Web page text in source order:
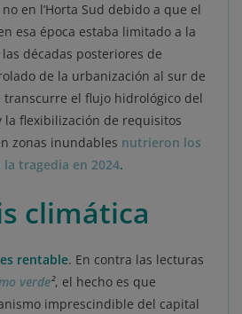
en l’Horta Sud debido a que el
esa época estaba limitado a la
décadas posteriores de
de la urbanización al sur de
el flujo hidrológico del
la flexibilización de requisitos
zonas inundables nutrieron los
tragedia en 2024.
climática
rentable. En contra las lecturas
verde², el hecho es que
imprescindible del capital